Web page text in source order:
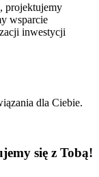
projektujemy
wsparcie
inwestycji
dla Ciebie.
się z Tobą!